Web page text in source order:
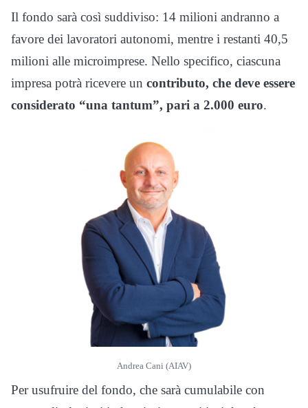
Il fondo sarà così suddiviso: 14 milioni andranno a
favore dei lavoratori autonomi, mentre i restanti 40,5
milioni alle microimprese. Nello specifico, ciascuna
impresa potrà ricevere un contributo, che deve essere
considerato “una tantum”, pari a 2.000 euro.
Andrea Cani (AIAV)
Per usufruire del fondo, che sarà cumulabile con